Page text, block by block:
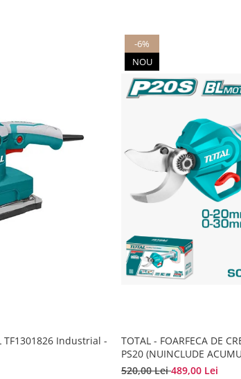
Industrial -
-6%
NOU
TOTAL - FOARFECA DE
PS20 (NUINCLUDE
INCARCATOR)
520,00 Lei489,00 Lei